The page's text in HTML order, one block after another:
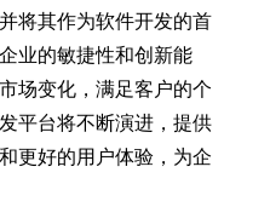
将其作为软件开发的首
业的敏捷性和创新能
场变化，满足客户的个
平台将不断演进，提供
更好的用户体验，为企